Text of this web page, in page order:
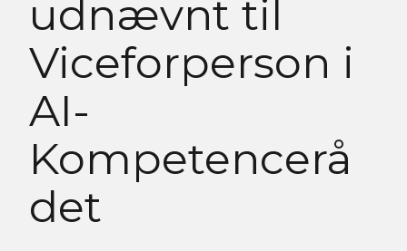
udnævnt til
Viceforperson i
AI-
Kompetencerå
det